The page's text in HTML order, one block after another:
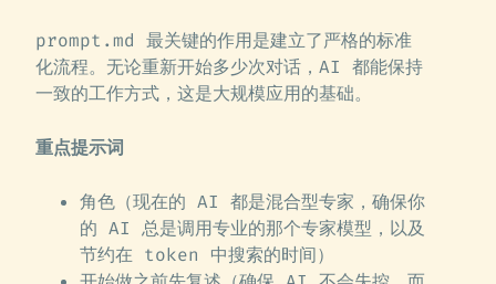
prompt.md 最关键的作用是建立了严格的标准
化流程。无论重新开始多少次对话，AI 都能保持
一致的工作方式，这是大规模应用的基础。
重点提示词
角色（现在的 AI 都是混合型专家，确保你
的 AI 总是调用专业的那个专家模型，以及
节约在 token 中搜索的时间）